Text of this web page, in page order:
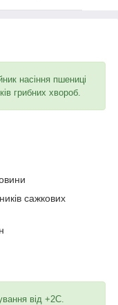
насіння пшениці
грибних хвороб.
сажкових
від +2С.